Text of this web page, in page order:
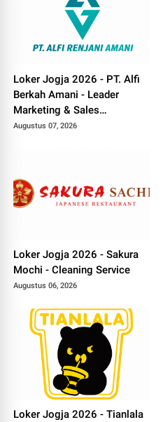
Loker Jogja 2026 - PT. Alfi
Berkah Amani - Leader
Marketing & Sales
Canvasser
Augustus 07, 2026
Loker Jogja 2026 - Sakura
Mochi - Cleaning Service
Augustus 06, 2026
Loker Jogja 2026 - Tianlala